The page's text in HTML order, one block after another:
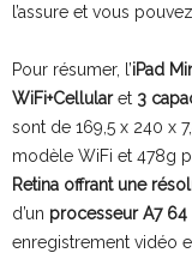
l’assure et vous
Pour résumer, l’iPad
WiFi+Cellularet 3
sont de 169,5 x 240 x
modèle WiFi et 478g
Retina offrant une
d’un processeur A7 64
enregistrement vidéo